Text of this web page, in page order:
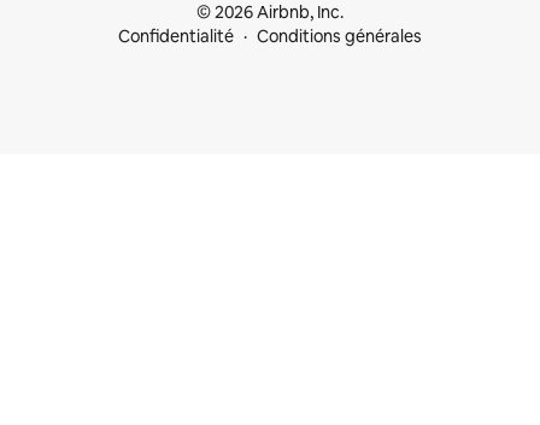
© 2026 Airbnb, Inc.
Confidentialité
Conditions générales